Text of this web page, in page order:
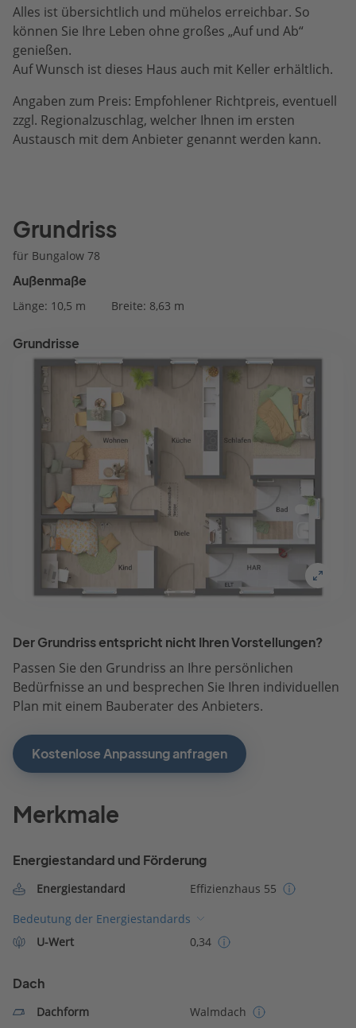
Alles ist übersichtlich und mühelos erreichbar. So
können Sie Ihre Leben ohne großes „Auf und Ab“
genießen.
Auf Wunsch ist dieses Haus auch mit Keller erhältlich.
Angaben zum Preis: Empfohlener Richtpreis, eventuell
zzgl. Regionalzuschlag, welcher Ihnen im ersten
Austausch mit dem Anbieter genannt werden kann.
Grundriss
für Bungalow 78
Außenmaße
Länge: 10,5 m Breite: 8,63 m
Grundrisse
Der Grundriss entspricht nicht Ihren Vorstellungen?
Passen Sie den Grundriss an Ihre persönlichen
Bedürfnisse an und besprechen Sie Ihren individuellen
Plan mit einem Bauberater des Anbieters.
Kostenlose Anpassung anfragen
Merkmale
Energiestandard und Förderung
Energiestandard
Effizienzhaus 55
Bedeutung der Energiestandards
U-Wert
0,34
Dach
Dachform Walmdach